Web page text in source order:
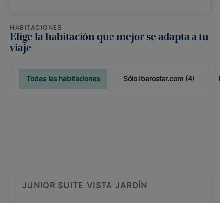
HABITACIONES
Elige la habitación que mejor se adapta a tu
viaje
Todas las habitaciones Sólo Iberostar.com (4)
JUNIOR SUITE VISTA JARDÍN